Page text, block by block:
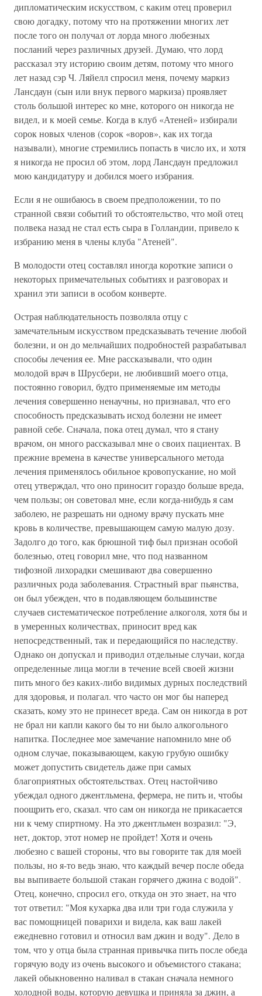
дипломатическим искусством, с каким отец проверил
свою догадку, потому что на протяжении многих лет
после того он получал от лорда много любезных
посланий через различных друзей. Думаю, что лорд
рассказал эту историю своим детям, потому что много
лет назад сэр Ч. Ляйелл спросил меня, почему маркиз
Лансдаун (сын или внук первого маркиза) проявляет
столь большой интерес ко мне, которого он никогда не
видел, и к моей семье. Когда в клуб «Атеней» избирали
сорок новых членов (сорок «воров», как их тогда
называли), многие стремились попасть в число их, и хотя
я никогда не просил об этом, лорд Лансдаун предложил
мою кандидатуру и добился моего избрания.
Если я не ошибаюсь в своем предположении, то по
странной связи событий то обстоятельство, что мой отец
полвека назад не стал есть сыра в Голландии, привело к
избранию меня в члены клуба "Атеней".
В молодости отец составлял иногда короткие записи о
некоторых примечательных событиях и разговорах и
хранил эти записи в особом конверте.
Острая наблюдательность позволяла отцу с
замечательным искусством предсказывать течение любой
болезни, и он до мельчайших подробностей разрабатывал
способы лечения ее. Мне рассказывали, что один
молодой врач в Шрусбери, не любивший моего отца,
постоянно говорил, будто применяемые им методы
лечения совершенно ненаучны, но признавал, что его
способность предсказывать исход болезни не имеет
равной себе. Сначала, пока отец думал, что я стану
врачом, он много рассказывал мне о своих пациентах. В
прежние времена в качестве универсального метода
лечения применялось обильное кровопускание, но мой
отец утверждал, что оно приносит гораздо больше вреда,
чем пользы; он советовал мне, если когда-нибудь я сам
заболею, не разрешать ни одному врачу пускать мне
кровь в количестве, превышающем самую малую дозу.
Задолго до того, как брюшной тиф был признан особой
болезнью, отец говорил мне, что под названном
тифозной лихорадки смешивают два совершенно
различных рода заболевания. Страстный враг пьянства,
он был убежден, что в подавляющем большинстве
случаев систематическое потребление алкоголя, хотя бы и
в умеренных количествах, приносит вред как
непосредственный, так и передающийся по наследству.
Однако он допускал и приводил отдельные случаи, когда
определенные лица могли в течение всей своей жизни
пить много без каких-либо видимых дурных последствий
для здоровья, и полагал. что часто он мог бы наперед
сказать, кому это не принесет вреда. Сам он никогда в рот
не брал ни капли какого бы то ни было алкогольного
напитка. Последнее мое замечание напомнило мне об
одном случае, показывающем, какую грубую ошибку
может допустить свидетель даже при самых
благоприятных обстоятельствах. Отец настойчиво
убеждал одного джентльмена, фермера, не пить и, чтобы
поощрить его, сказал. что сам он никогда не прикасается
ни к чему спиртному. На это джентльмен возразил: "Э,
нет, доктор, этот номер не пройдет! Хотя и очень
любезно с вашей стороны, что вы говорите так для моей
пользы, но я-то ведь знаю, что каждый вечер после обеда
вы выпиваете большой стакан горячего джина с водой".
Отец, конечно, спросил его, откуда он это знает, на что
тот ответил: "Моя кухарка два или три года служила у
вас помощницей поварихи и видела, как ваш лакей
ежедневно готовил и относил вам джин и воду". Дело в
том, что у отца была странная привычка пить после обеда
горячую воду из очень высокого и объемистого стакана;
лакей обыкновенно наливал в стакан сначала немного
холодной воды, которую девушка и приняла за джин, а